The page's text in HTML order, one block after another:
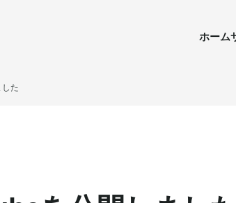
ホーム
実需用戸建
ホーム サ
た